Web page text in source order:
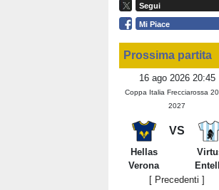
Segui
Mi Piace
Prossima partita
16 ago 2026 20:45
Coppa Italia Frecciarossa
2027
VS
Hellas
Verona
[ Precedenti ]